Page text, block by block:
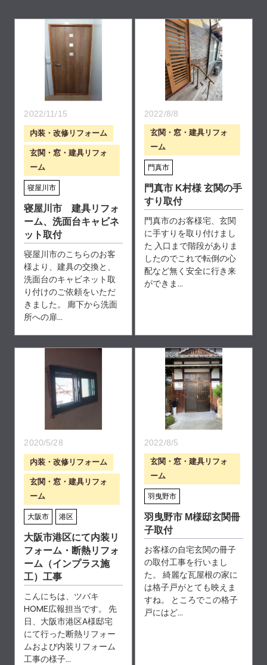
2022/11/15
内装・改修リフォーム
玄関・窓・建具リフォ
ーム
寝屋川市
寝屋川市 建具リフォ
ーム、洗面台キャビネ
ット取付
寝屋川市のこちらのお客
様より、建具の交換と、
洗面台のキャビネット取
り付けのご依頼をいただ
きました。 廊下から洗面
所への扉...
2022/8/8
玄関・窓・建具リフォ
ーム
門真市
門真市 K村様 玄関の手
すり取付
門真市のお客様宅、玄関
に手すりを取り付けまし
た 入口まで階段がありま
したのでこれで転倒の心
配など無く安全に行き来
ができま...
2020/5/28
内装・改修リフォーム
玄関・窓・建具リフォ
ーム
大阪市 港区
大阪市港区にて内装リ
フォーム・断熱リフォ
ーム（インプラス施
工）工事
こんにちは、ツバキ
HOME広報担当です。 先
日、大阪市港区A様邸宅
にて行った断熱リフォー
ムおよび内装リフォーム
工事の様子...
2022/8/5
玄関・窓・建具リフォ
ーム
羽曳野市
羽曳野市 M様邸玄関冊
子取付
お客様の自宅玄関の冊子
の取付工事を行いまし
た。 綺麗な瓦屋根の家に
は格子戸がとても映えま
すね。 ところでこの格子
戸にはど...